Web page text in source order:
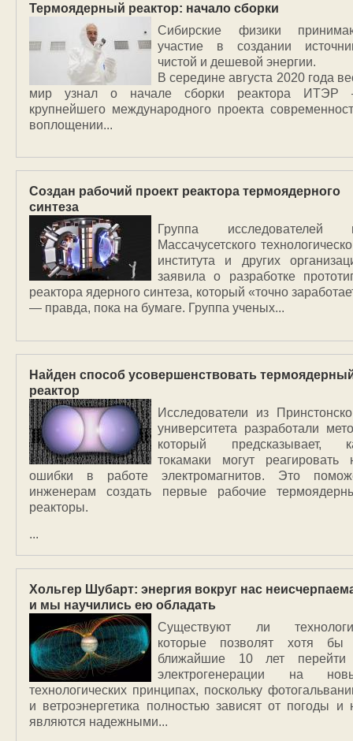
Термоядерный реактор: начало сборки
Сибирские физики
участие в создании
чистой и дешевой энергии.
В середине августа 2020 года
мир узнал о начале сборки реактора ИТЭР
крупнейшего международного проекта
воплощении...
Создан рабочий проект реактора термоядерного
синтеза
Группа исследователей
Массачусетского
института и других
заявила о разработке
реактора ядерного синтеза, который «точно
— правда, пока на бумаге. Группа ученых...
Найден способ усовершенствовать
реактор
Исследователи из
университета разработали
который предсказывает,
токамаки могут реагировать
ошибки в работе электромагнитов. Это
инженерам создать первые рабочие
реакторы.
...
Хольгер Шубарт: энергия вокруг нас
и мы научились ею обладать
Существуют ли
которые позволят хотя
ближайшие 10 лет
электрогенерации на
технологических принципах, поскольку
и ветроэнергетика полностью зависят от погоды и
являются надежными...